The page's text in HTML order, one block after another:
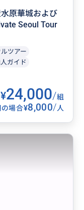
ォトスポットを
、言葉の心配な
原華城および
Seoul Tour
ツアー
ガイド
¥24,000/組
場合¥8,000/人